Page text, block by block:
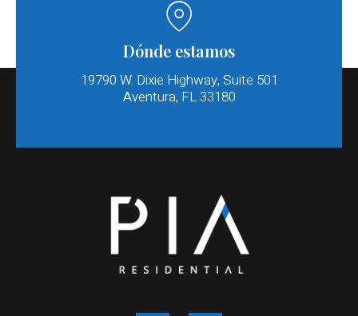
Dónde estamos
19790 W. Dixie Highway, Suite 501
Aventura, FL 33180​